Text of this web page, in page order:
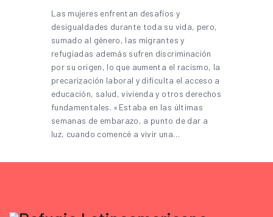
Las mujeres enfrentan desafíos y
desigualdades durante toda su vida, pero,
sumado al género, las migrantes y
refugiadas además sufren discriminación
por su origen, lo que aumenta el racismo, la
precarización laboral y dificulta el acceso a
educación, salud, vivienda y otros derechos
fundamentales. «Estaba en las últimas
semanas de embarazo, a punto de dar a
luz, cuando comencé a vivir una…